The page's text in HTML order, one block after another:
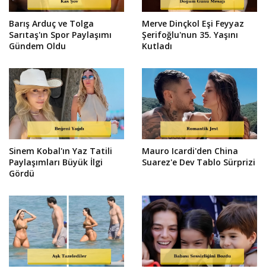
Barış Arduç ve Tolga
Sarıtaş'ın Spor Paylaşımı
Gündem Oldu
Merve Dinçkol Eşi Feyyaz
Şerifoğlu'nun 35. Yaşını
Kutladı
Sinem Kobal'ın Yaz Tatili
Paylaşımları Büyük İlgi
Gördü
Mauro Icardi'den China
Suarez'e Dev Tablo Sürprizi